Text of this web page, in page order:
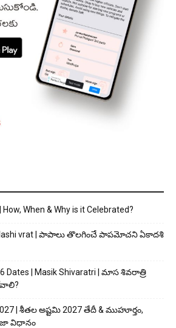
When & Why is it Celebrated?
vrat | పాపాలు తొలగించే పాపమోచని ఏకాదశి
Dates | Masik Shivaratri | మాస శివరాత్రి
| శీతల అష్టమి 2027 తేదీ & ముహూర్తం,
విధానం